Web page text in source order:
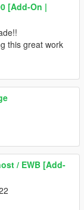
[Add-On |
this great work
/ EWB [Add-